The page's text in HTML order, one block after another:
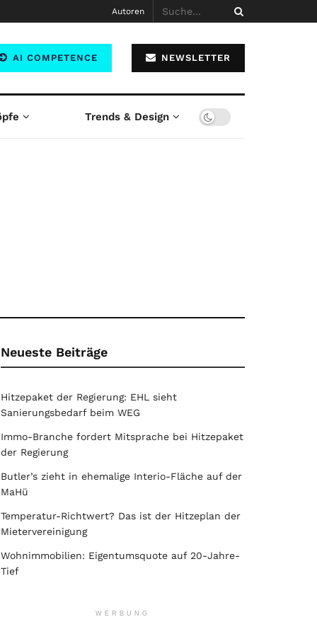
Autoren
AI COMPETENCE NEWSLETTER
Trends & Design
Neueste Beiträge
Hitzepaket der Regierung: EHL sieht
Sanierungsbedarf beim WEG
Immo-Branche fordert Mitsprache bei Hitzepaket
der Regierung
Butler’s zieht in ehemalige Interio-Fläche auf der
MaHü
Temperatur-Richtwert? Das ist der Hitzeplan der
Mietervereinigung
Wohnimmobilien: Eigentumsquote auf 20-Jahre-
Tief
WERBUNG